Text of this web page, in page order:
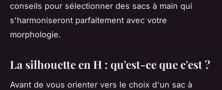
conseils pour sélectionner des sacs à main qui
s'harmoniseront parfaitement avec votre
morphologie.
La silhouette en H : qu'est-ce que c'est ?
Avant de vous orienter vers le choix d'un sac à